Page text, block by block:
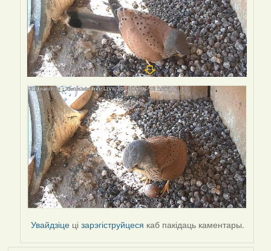
Увайдзіце цізарэгіструйцеся каб пакідаць каментары.